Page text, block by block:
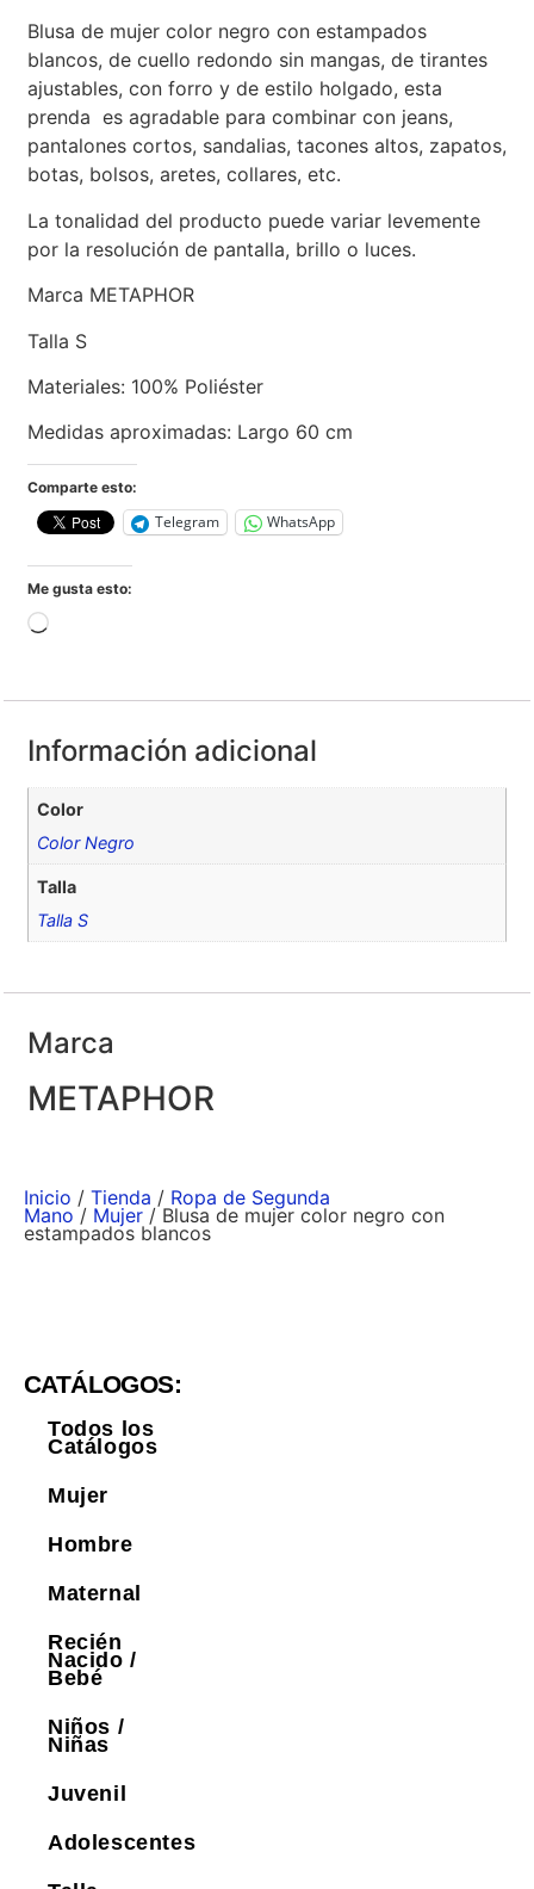
Blusa de mujer color negro con estampados
blancos, de cuello redondo sin mangas, de tirantes
ajustables, con forro y de estilo holgado, esta
prenda es agradable para combinar con jeans,
pantalones cortos, sandalias, tacones altos, zapatos,
botas, bolsos, aretes, collares, etc.
La tonalidad del producto puede variar levemente
por la resolución de pantalla, brillo o luces.
Marca METAPHOR
Talla S
Materiales: 100% Poliéster
Medidas aproximadas: Largo 60 cm
Comparte esto:
Telegram WhatsApp
Me gusta esto:
Información adicional
Color
Color Negro
Talla
Talla S
Marca
METAPHOR
Inicio / Tienda / Ropa de Segunda
Mano / Mujer / Blusa de mujer color negro con
estampados blancos
CATÁLOGOS:
Todos los
Catálogos
Mujer
Hombre
Maternal
Recién
Nacido /
Bebé
Niños /
Niñas
Juvenil
Adolescentes